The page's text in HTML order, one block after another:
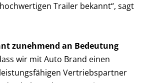
Trailer bekannt“, sagt
zunehmend an Bedeutung
wir mit Auto Brand einen
Vertriebspartner